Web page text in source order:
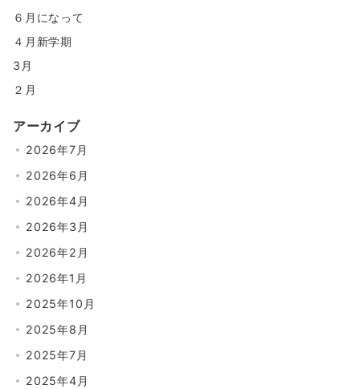
６月になって
４月新学期
3月
２月
アーカイブ
2026年7月
2026年6月
2026年4月
2026年3月
2026年2月
2026年1月
2025年10月
2025年8月
2025年7月
2025年4月